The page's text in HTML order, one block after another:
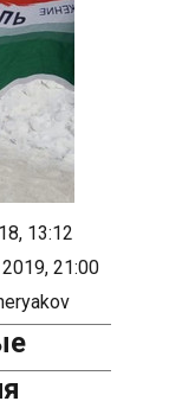
13:12
21:00